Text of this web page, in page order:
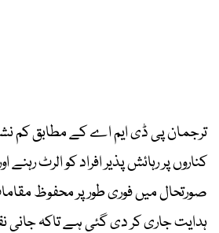
ترجمان پی ڈی ایم اے کے مطابق کم
کناروں پر رہائش پذیر افراد کو الرٹ
صورتحال میں فوری طور پر محفوظ
ہدایت جاری کر دی گئی ہے تاکہ